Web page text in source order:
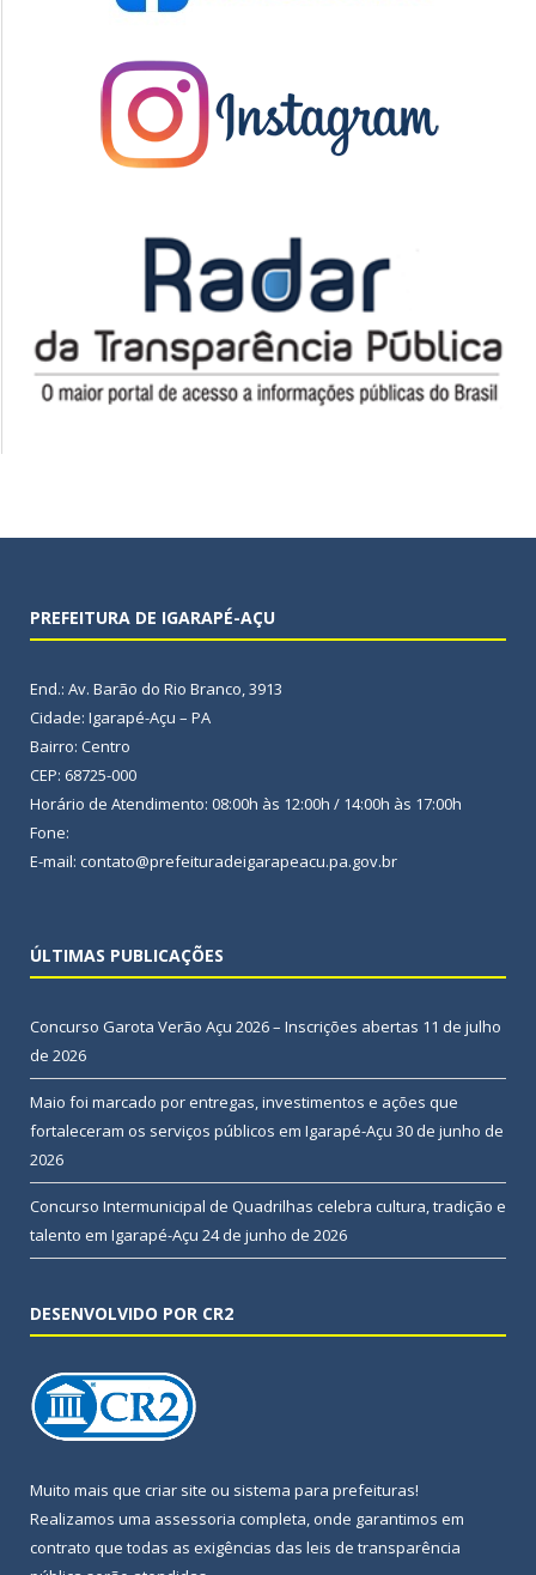
PREFEITURA DE IGARAPÉ-AÇU
End.: Av. Barão do Rio Branco, 3913
Cidade: Igarapé-Açu – PA
Bairro: Centro
CEP: 68725-000
Horário de Atendimento: 08:00h às 12:00h / 14:00h às 17:00h
Fone:
E-mail: contato@prefeituradeigarapeacu.pa.gov.br
ÚLTIMAS PUBLICAÇÕES
Concurso Garota Verão Açu 2026 – Inscrições abertas 11 de julho
de 2026
Maio foi marcado por entregas, investimentos e ações que
fortaleceram os serviços públicos em Igarapé-Açu 30 de junho de
2026
Concurso Intermunicipal de Quadrilhas celebra cultura, tradição e
talento em Igarapé-Açu 24 de junho de 2026
DESENVOLVIDO POR CR2
Muito mais que criar site ou sistema para prefeituras!
Realizamos uma assessoria completa, onde garantimos em
contrato que todas as exigências das leis de transparência